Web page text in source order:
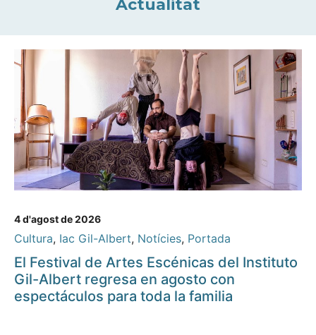
Actualitat
4 d'agost de 2026
Cultura, Iac Gil-Albert, Notícies, Portada
El Festival de Artes Escénicas del Instituto
Gil-Albert regresa en agosto con
espectáculos para toda la familia